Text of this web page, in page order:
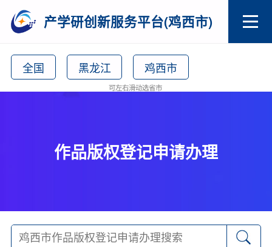
产学研创新服务平台(鸡西市)
全国 黑龙江 鸡西市
可左右滑动选省市
作品版权登记申请办理